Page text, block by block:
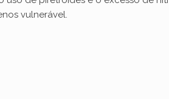
vulnerável.